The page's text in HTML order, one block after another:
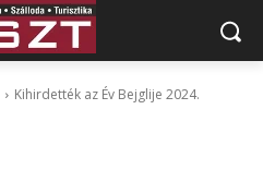
Kihirdették az Év Bejglije 2024.